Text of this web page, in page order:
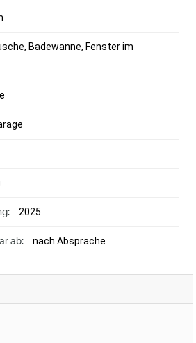
Badewanne, Fenster im
2025
ab: nach Absprache